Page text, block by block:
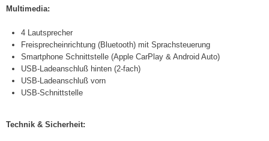
Multimedia:
4 Lautsprecher
Freisprecheinrichtung (Bluetooth) mit Sprachsteuerung
Smartphone Schnittstelle (Apple CarPlay & Android Auto)
USB-Ladeanschluß hinten (2-fach)
USB-Ladeanschluß vorn
USB-Schnittstelle
Technik & Sicherheit: